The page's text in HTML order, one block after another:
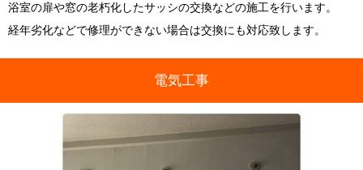
浴室の扉や窓の老朽化したサッシの交換などの施工を行います。
経年劣化などで修理ができない場合は交換にも対応致します。
電気工事